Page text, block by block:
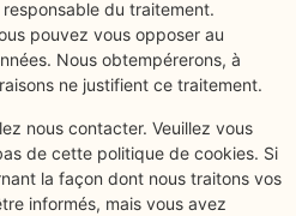
du traitement.
pouvez vous opposer au
Nous obtempérerons, à
ne justifient ce traitement.
nous contacter. Veuillez vous
de cette politique de cookies. Si
la façon dont nous traitons vos
informés, mais vous avez